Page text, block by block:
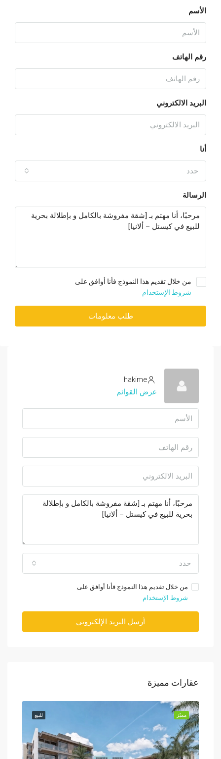
الأسم
رقم الهاتف
البريد الالكتروني
أنا
حدد
الرسالة
من خلال تقديم هذا النموذج فأنا أوافق على
شروط الإستخدام
طلب معلومات
hakime
عرض القوائم
حدد
من خلال تقديم هذا النموذج فأنا أوافق على
شروط الإستخدام
أرسل البريد الإلكتروني
عقارات مميزة
للبيع مميّز